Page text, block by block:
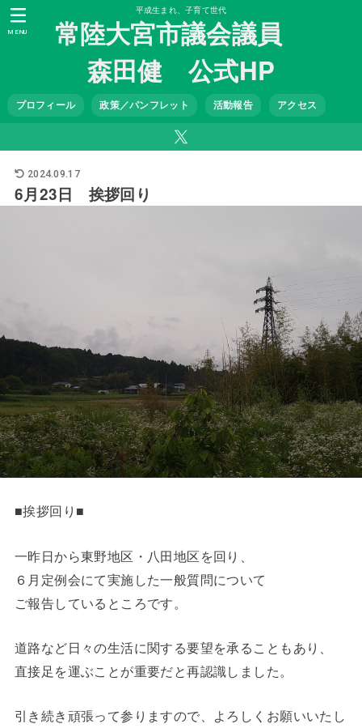
平成生まれ、子育て世代
常陸大宮市議会議員
森田健 公式HP
プロフィール 政策／パンフレット 活動報告 アクセス
MENU
2024.09.17
6月23日 挨拶回り
■挨拶回り■
一昨日から東野地区・八田地区を回り、
６月定例会にて実施した一般質問について
ご報告しているところです。
道路など日々の生活に関する要望を承ることもあり、
直接足を運ぶことが重要だと再認識しました。
引き続き頑張って参りますので、よろしくお願いいたし